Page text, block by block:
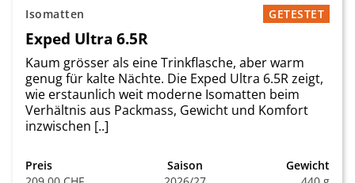
Isomatten GETESTET
Exped Ultra 6.5R
Kaum grösser als eine Trinkflasche, aber warm
genug für kalte Nächte. Die Exped Ultra 6.5R zeigt,
wie erstaunlich weit moderne Isomatten beim
Verhältnis aus Packmass, Gewicht und Komfort
inzwischen [..]
Preis
Saison
Gewicht